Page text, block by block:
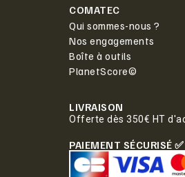
COMATEC
Qui sommes-nous ?
Nos engagements
Boîte à outils
PlanetScore©
LIVRAISON
Offerte dès 350€ HT
PAIEMENT SÉCURISÉ ✅